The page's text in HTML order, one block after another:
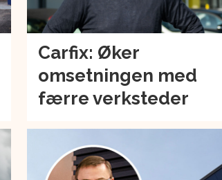
Carfix: Øker
omsetningen med
færre verksteder